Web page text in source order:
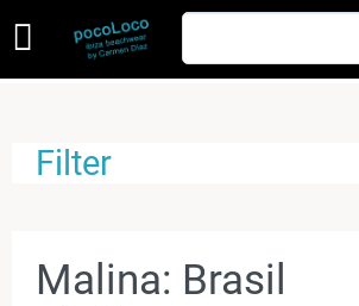
Filter
Malina: Brasil